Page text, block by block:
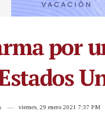
por
viernes, 29 enero 2021 7:37 PM